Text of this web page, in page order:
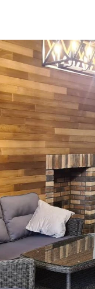
и с 3х-местным или 2х-